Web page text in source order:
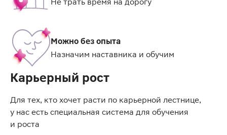
Можно без опыта
Назначим наставника и обучим
Карьерный рост
Для тех, кто хочет расти по карьерной лестнице,
у нас есть специальная система для обучения
и роста